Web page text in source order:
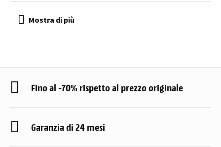
Fino al -70% rispetto al prezzo originale
Garanzia di 24 mesi